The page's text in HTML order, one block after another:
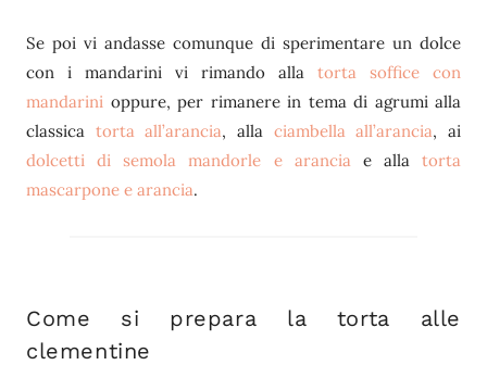
Se poi vi andasse comunque di sperimentare un dolce
con i mandarini vi rimando alla torta soffice con
mandarini oppure, per rimanere in tema di agrumi alla
classica torta all’arancia, alla ciambella all’arancia, ai
dolcetti di semola mandorle e aranciae alla torta
mascarpone e arancia.
Come si prepara la torta alle
clementine